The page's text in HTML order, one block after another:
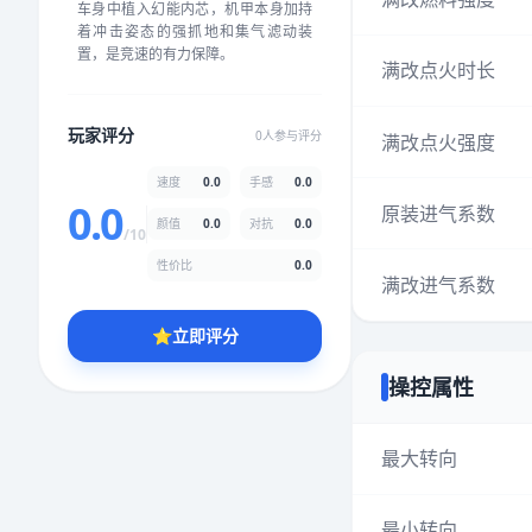
车身中植入幻能内芯，机甲本身加持
着冲击姿态的强抓地和集气滤动装
置，是竞速的有力保障。
玩家评分 0人参与评分
0.0/10
速度 0.0 手感 0.0
颜值 0.0 对抗 0.0
性价比 0.0
⭐立即评分
满改点火时长
满改点火强度
原装进气系数
满改进气系数
操控属性
最大转向
★★★★★★★★★
★★★★
性价比 5.0分
★★★ ★★
* 综合评分为玩家评分结果，速度占比0%，手感占比0%，对抗占比
0%，性价比占比0%，颜值占比0%